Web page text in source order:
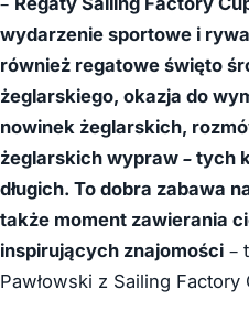
wydarzenie sportowe i
również regatowe święto
żeglarskiego, okazja do
nowinek żeglarskich,
żeglarskich wypraw – tych
długich. To dobra zabawa
także moment zawierania
inspirujących znajomości –
Pawłowski z Sailing Factory